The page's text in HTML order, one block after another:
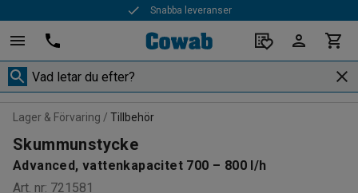
Snabba leveranser
Lager & Förvaring Tillbehör
Skummunstycke
Advanced, vattenkapacitet 700 – 800 l/h
Art. nr: 721581